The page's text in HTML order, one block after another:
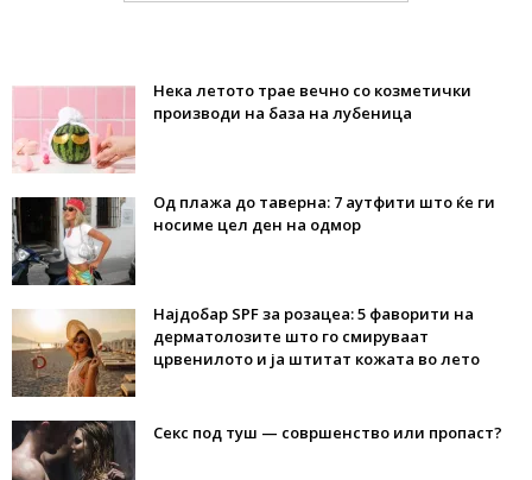
Нека летото трае вечно со козметички
производи на база на лубеница
Од плажа до таверна: 7 аутфити што ќе ги
носиме цел ден на одмор
Најдобар SPF за розацеа: 5 фаворити на
дерматолозите што го смируваат
црвенилото и ја штитат кожата во лето
Секс под туш — совршенство или пропаст?